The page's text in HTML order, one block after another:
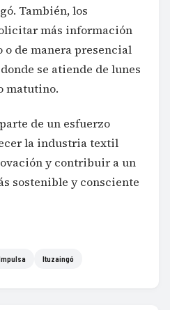
También, los
más información
de manera presencial
se atiende de lunes
matutino.
de un esfuerzo
la industria textil
y contribuir a un
sostenible y consciente
Ituzaingó